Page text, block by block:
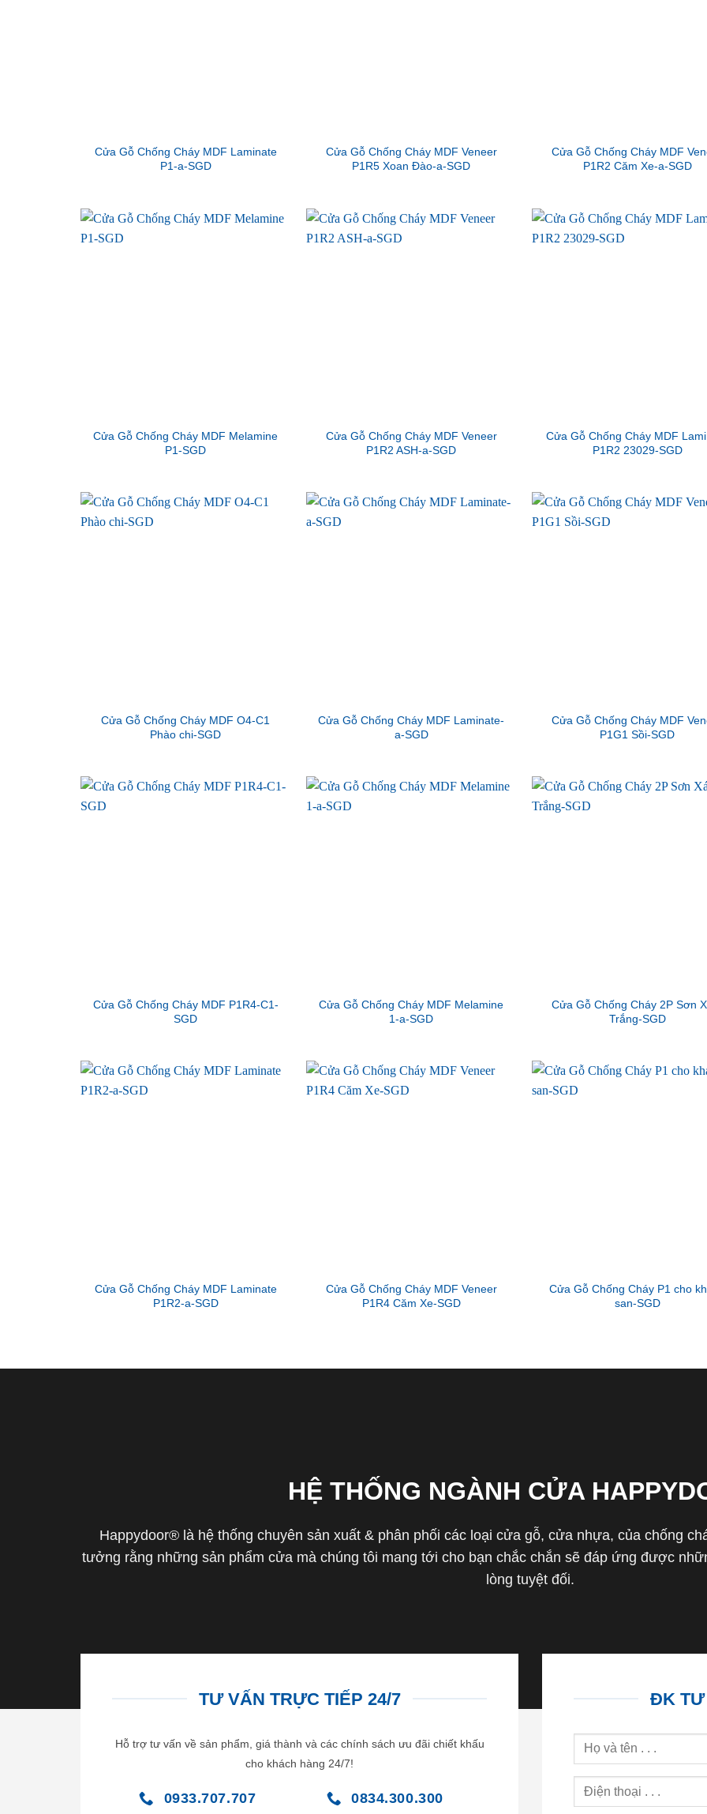
Cửa Gỗ Chống Cháy MDF Laminate
P1-a-SGD
Cửa Gỗ Chống Cháy MDF Veneer
P1R5 Xoan Đào-a-SGD
Cửa Gỗ Chống Cháy MDF
P1R2 Căm Xe-a-SGD
Cửa Gỗ Chống Cháy MDF Melamine
P1-SGD
Cửa Gỗ Chống Cháy MDF Veneer
P1R2 ASH-a-SGD
Cửa Gỗ Chống Cháy MDF
P1R2 23029-SGD
Cửa Gỗ Chống Cháy MDF O4-C1
Phào chi-SGD
Cửa Gỗ Chống Cháy MDF Laminate-
a-SGD
Cửa Gỗ Chống Cháy MDF
P1G1 Sồi-SGD
Cửa Gỗ Chống Cháy MDF P1R4-C1-
SGD
Cửa Gỗ Chống Cháy MDF Melamine
1-a-SGD
Cửa Gỗ Chống Cháy 2P Sơn
Trắng-SGD
Cửa Gỗ Chống Cháy MDF Laminate
P1R2-a-SGD
Cửa Gỗ Chống Cháy MDF Veneer
P1R4 Căm Xe-SGD
Cửa Gỗ Chống Cháy P1 cho
san-SGD
HỆ THỐNG NGÀNH CỬA
Happydoor® là hệ thống chuyên sản xuất & phân phối các loại cửa gỗ, cửa nhựa, của chống
tưởng rằng những sản phẩm cửa mà chúng tôi mang tới cho bạn chắc chắn sẽ đáp ứng được
lòng tuyệt đối.
TƯ VẤN TRỰC TIẾP 24/7
Hỗ trợ tư vấn về sản phẩm, giá thành và các chính sách ưu đãi chiết khấu
cho khách hàng 24/7!
0933.707.707 0834.300.300
ĐK TƯ